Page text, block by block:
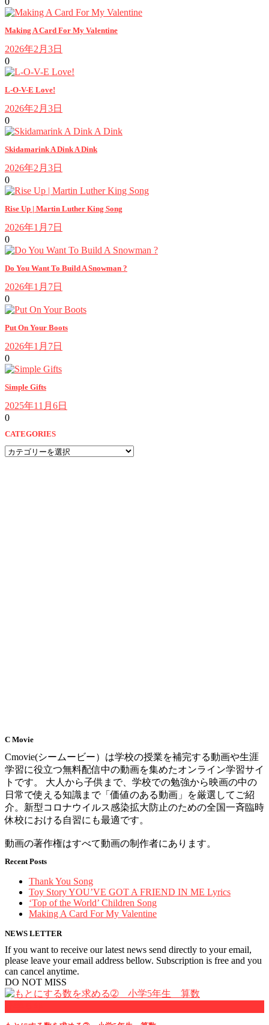
Making A Card For My Valentine
2026年2月3日
0
L-O-V-E Love!
2026年2月3日
0
Skidamarink A Dink A Dink
2026年2月3日
0
Rise Up | Martin Luther King Song
2026年1月7日
0
Do You Want To Build A Snowman ?
2026年1月7日
0
Put On Your Boots
2026年1月7日
0
Simple Gifts
2025年11月6日
0
CATEGORIES
CATEGORIES
C Movie
Cmovie(シームービー）は学校の授業を補完する動画や生涯
学習に役立つ無料配信中の動画を集めたオンライン学習サイ
トです。 大人から子供まで、学校での勉強から映画の中の
日常で使える知識まで「価値のある動画」を厳選してご紹
介。新型コロナウイルス感染拡大防止のための全国一斉臨時
休校における自習にも最適です。
動画の著作権はすべて動画の制作者にあります。
Recent Posts
Thank You Song
Toy Story YOU’VE GOT A FRIEND IN ME Lyrics
‘Top of the World’ Children Song
Making A Card For My Valentine
NEWS LETTER
If you want to receive our latest news send directly to your email,
please leave your email address bellow. Subscription is free and you
can cancel anytime.
DO NOT MISS